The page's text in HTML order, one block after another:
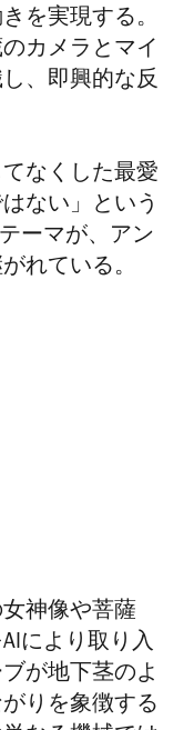
を実現する。
カメラとマイ
、即興的な反
なくした最愛
ない」という
ーマが、アン
れている。
神像や菩薩
により取り入
が地下茎のよ
りを象徴する